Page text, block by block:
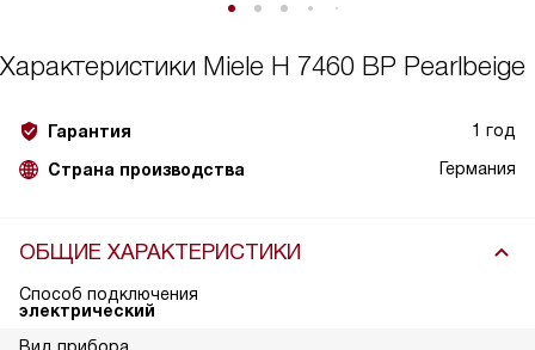
Характеристики Miele H 7460 BP Pearlbeige
Гарантия 1 год
Страна производства Германия
ОБЩИЕ ХАРАКТЕРИСТИКИ
Способ подключения
электрический